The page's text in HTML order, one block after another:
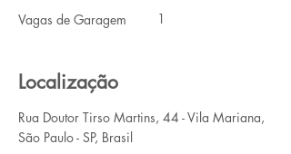
Vagas de Garagem
1
Localização
Rua Doutor Tirso Martins, 44 - Vila Mariana,
São Paulo - SP, Brasil